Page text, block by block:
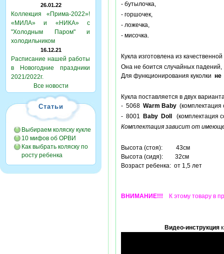
26.01.22
Коллекция «Прима-2022»!
«МИЛА» и «НИКА» с
"Холодным Паром" и
холодильником
16.12.21
Расписание нашей работы
в Новогодние праздники
2021/2022г.
Все новости
Статьи
Выбираем коляску кукле
10 мифов об ОРВИ
Как выбрать коляску по
росту ребенка
- бутылочка,
- горшочек,
- ложечка,
- мисочка.
Кукла изготовлена из
Она не боится случайных
Для функционирования куколки не
Кукла поставляется в двух
- 5068 Warm Baby (комплектация
- 8001
Baby Doll
(комплектация
Комплектация зависит от
Высота (стоя): 43см
Высота (сидя): 32см
Возраст ребенка: от 1,5 лет
ВНИМАНИЕ!!! К этому товару в
Видео-инструкция